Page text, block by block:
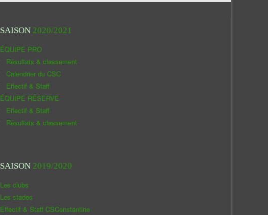
SAISON 2020/2021
ÉQUIPE PRO
Résultats & classement
Calendrier du CSC
Effectif & Staff
ÉQUIPE RÉSERVE
Effectif & Staff
Résultats & classement
SAISON 2019/2020
Les clubs
Les stades
Effectif & Staff CSConstantine